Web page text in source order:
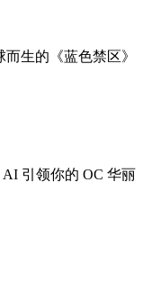
生的《蓝色禁区》
引领你的 OC 华丽